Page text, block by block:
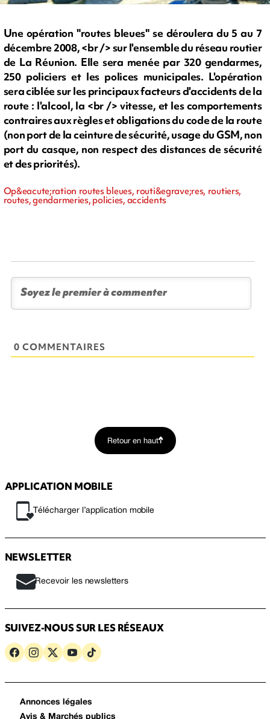
Une opération "routes bleues" se déroulera du 5 au 7
décembre 2008, <br /> sur l'ensemble du réseau routier
de La Réunion. Elle sera menée par 320 gendarmes,
250 policiers et les polices municipales. L'opération
sera ciblée sur les principaux facteurs d'accidents de la
route : l'alcool, la <br /> vitesse, et les comportements
contraires aux règles et obligations du code de la route
(non port de la ceinture de sécurité, usage du GSM, non
port du casque, non respect des distances de sécurité
et des priorités).
Op&eacute;ration routes bleues, routi&egrave;res, routiers,
routes, gendarmeries, policies, accidents
0 COMMENTAIRES
Retour en haut
APPLICATION MOBILE
Télécharger l’application mobile
NEWSLETTER
Recevoir les newsletters
SUIVEZ-NOUS SUR LES RÉSEAUX
Annonces légales
Avis & Marchés publics